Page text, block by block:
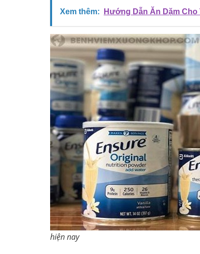
Xem thêm: Hướng Dẫn Ăn Dặm Cho
hiện nay